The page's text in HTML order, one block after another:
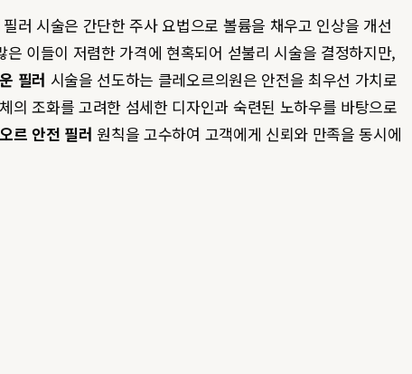
러 시술은 간단한 주사 요법으로 볼륨을 채우고 인상을 개선
이들이 저렴한 가격에 현혹되어 섣불리 시술을 결정하지만,
필러 시술을 선도하는 클레오르의원은 안전을 최우선 가치로
조화를 고려한 섬세한 디자인과 숙련된 노하우를 바탕으로
르 안전 필러 원칙을 고수하여 고객에게 신뢰와 만족을 동시에